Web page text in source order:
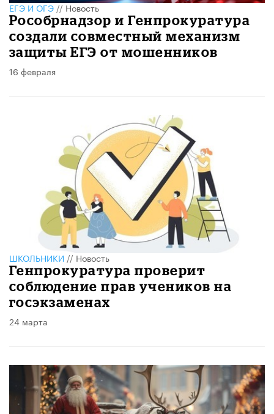
ЕГЭ И ОГЭ//Новость
Рособрнадзор и Генпрокуратура
создали совместный механизм
защиты ЕГЭ от мошенников
16 февраля
ШКОЛЬНИКИ // Новость
Генпрокуратура проверит
соблюдение прав учеников на
госэкзаменах
24 марта